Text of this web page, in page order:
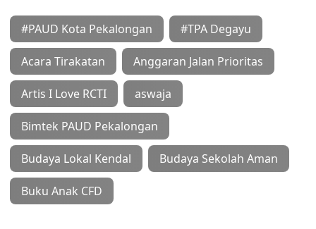
#PAUD Kota Pekalongan #TPA Degayu
Acara Tirakatan Anggaran Jalan Prioritas
Artis I Love RCTI aswaja
Bimtek PAUD Pekalongan
Budaya Lokal Kendal Budaya Sekolah Aman
Buku Anak CFD